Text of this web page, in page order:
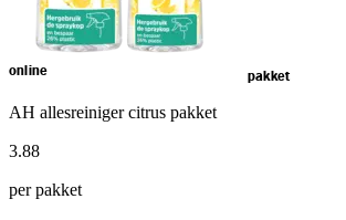
online pakket
AH allesreiniger citrus pakket
3.88
per pakket